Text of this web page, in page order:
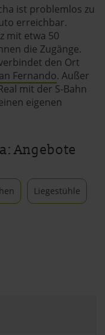
ist problemlos zu
erreichbar.
mit etwa 50
die Zugänge.
den Ort
Fernando. Außer
mit der S-Bahn
eigenen
Angebote
Liegestühle